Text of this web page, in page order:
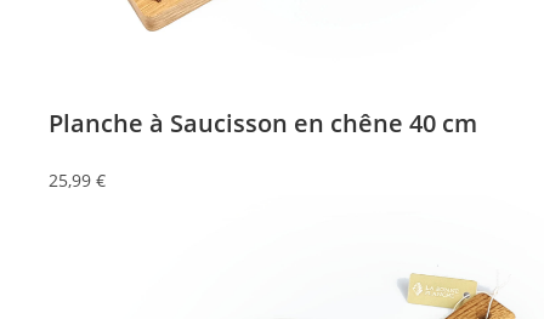
Planche à Saucisson en chêne 40 cm
25,99 €